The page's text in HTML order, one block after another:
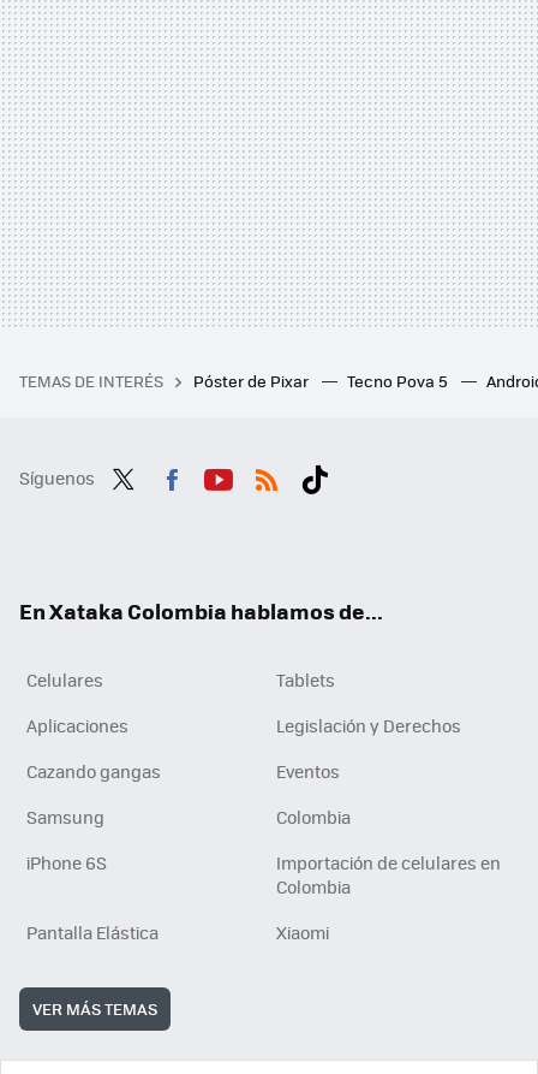
TEMAS DE INTERÉS Póster de Pixar Tecno Pova 5
Síguenos
En Xataka Colombia hablamos de...
Celulares
Tablets
Aplicaciones
Legislación y Derechos
Cazando gangas
Eventos
Samsung
Colombia
iPhone 6S
Importación de celulares en
Colombia
Pantalla Elástica
Xiaomi
VER MÁS TEMAS